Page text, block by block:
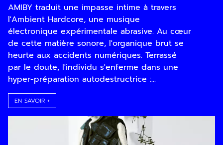
AMIBY traduit une impasse intime à travers
l'Ambient Hardcore, une musique
électronique expérimentale abrasive. Au cœur
de cette matière sonore, l'organique brut se
heurte aux accidents numériques. Terrassé
par le doute, l'individu s'enferme dans une
hyper-préparation autodestructrice :...
EN SAVOIR +